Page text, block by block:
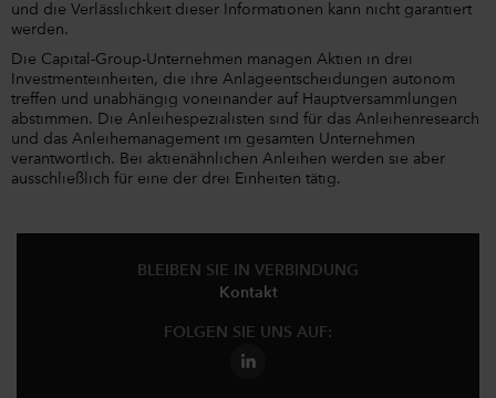
und die Verlässlichkeit dieser Informationen kann nicht garantiert
werden.
Die Capital-Group-Unternehmen managen Aktien in drei
Investmenteinheiten, die ihre Anlageentscheidungen autonom
treffen und unabhängig voneinander auf Hauptversammlungen
abstimmen. Die Anleihespezialisten sind für das Anleihenresearch
und das Anleihemanagement im gesamten Unternehmen
verantwortlich. Bei aktienähnlichen Anleihen werden sie aber
ausschließlich für eine der drei Einheiten tätig.
BLEIBEN SIE IN VERBINDUNG
Kontakt
FOLGEN SIE UNS AUF: